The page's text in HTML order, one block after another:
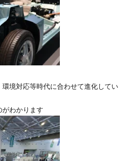
境対応等時代に合わせて進化してい
がわかります